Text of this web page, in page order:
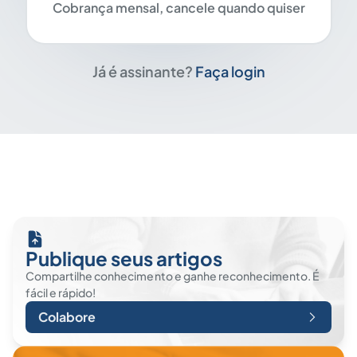
Cobrança mensal, cancele quando quiser
Já é assinante? Faça login
Publique seus artigos
Compartilhe conhecimento e ganhe reconhecimento. É
fácil e rápido!
Colabore